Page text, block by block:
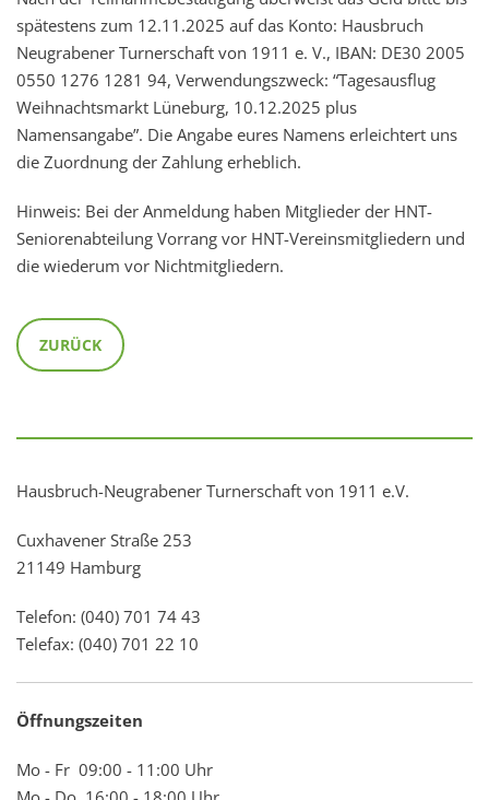
spätestens zum 12.11.2025 auf das Konto: Hausbruch
Neugrabener Turnerschaft von 1911 e. V., IBAN: DE30 2005
0550 1276 1281 94, Verwendungszweck: “Tagesausflug
Weihnachtsmarkt Lüneburg, 10.12.2025 plus
Namensangabe”. Die Angabe eures Namens erleichtert uns
die Zuordnung der Zahlung erheblich.
Hinweis: Bei der Anmeldung haben Mitglieder der HNT-
Seniorenabteilung Vorrang vor HNT-Vereinsmitgliedern und
die wiederum vor Nichtmitgliedern.
ZURÜCK
Hausbruch-Neugrabener Turnerschaft von 1911 e.V.
Cuxhavener Straße 253
21149 Hamburg
Telefon: (040) 701 74 43
Telefax: (040) 701 22 10
Öffnungszeiten
Mo - Fr 09:00 - 11:00 Uhr